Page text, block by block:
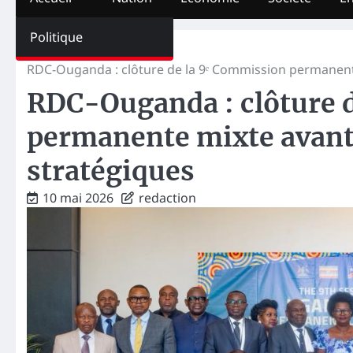
Politique
RDC-Ouganda : clôture de la 9ᵉ Commission
RDC-Ouganda : clôture
permanente mixte
stratégiques
10 mai 2026 redaction